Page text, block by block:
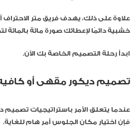
علاوة على ذلك، يهدف فريق متر
خشبية دائمًا لإعطائك صورة مائة بالمائة
ابدأ رحلة التصميم الخاصة بك الآن.
تصميم ديكور مقهى أو
عندما يتعلق الأمر باستراتيجيات
فإن اختيار مكان الجلوس أمر هام للغاية.